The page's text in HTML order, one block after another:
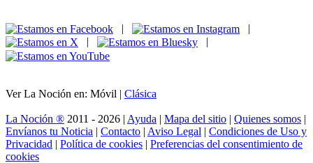
|
|
|
|
Ver La Noción en: Móvil | Clásica
La Noción ® 2011 - 2026 | Ayuda | Mapa del sitio | Quienes somos |
Envíanos tu Noticia | Contacto | Aviso Legal | Condiciones de Uso y
Privacidad | Política de cookies | Preferencias del consentimiento de
cookies